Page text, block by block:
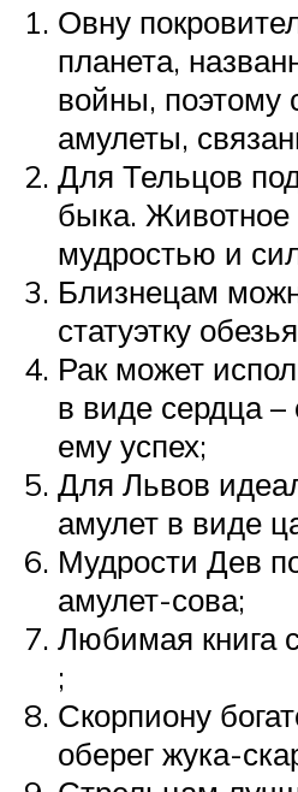
Овну
планета,
войны, поэтому
амулеты,
Для Тельцов
быка. Животное
мудростью и
Близнецам
статуэтку
Рак может
в виде сердца –
ему успех;
Для Львов
амулет в виде
Мудрости Дев
амулет-сова;
Любимая книга
;
Скорпиону
оберег жука-